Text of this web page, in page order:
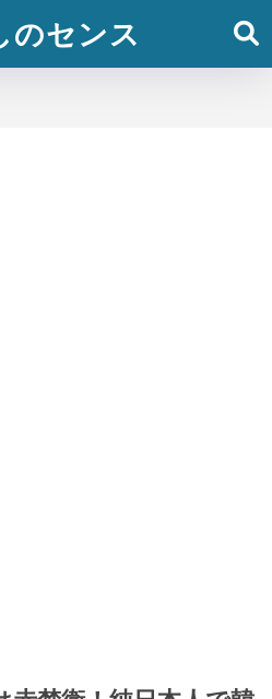
のセンス